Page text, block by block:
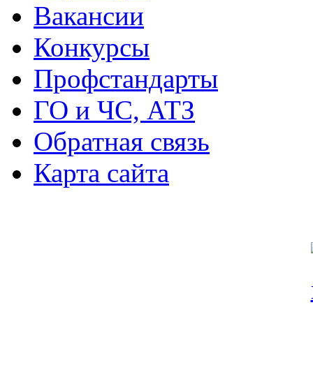
Вакансии
Конкурсы
Профстандарты
ГО и ЧС, АТЗ
Обратная связь
Карта сайта